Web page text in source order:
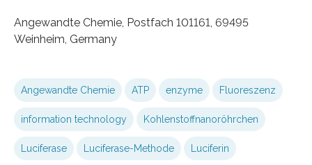
Angewandte Chemie, Postfach 101161, 69495
Weinheim, Germany
Angewandte Chemie ATP enzyme Fluoreszenz
information technology Kohlenstoffnanoröhrchen
Luciferase Luciferase-Methode Luciferin